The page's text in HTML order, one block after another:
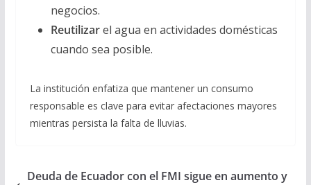
negocios.
Reutilizarel agua en actividades domésticas
cuando sea posible.
La institución enfatiza que mantener un consumo
responsable es clave para evitar afectaciones mayores
mientras persista la falta de lluvias.
Deuda de Ecuador con el FMI sigue en aumento y